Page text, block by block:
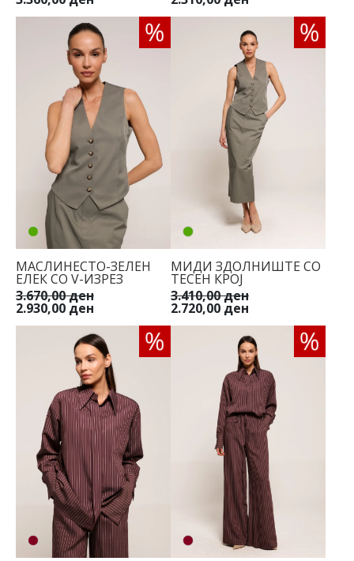
МАСЛИНЕСТО-ЗЕЛЕН
ЕЛЕК СО V-ИЗРЕЗ
3.670,00 ден
2.930,00 ден
МИДИ ЗДОЛНИШТЕ СО
ТЕСЕН КРОЈ
3.410,00 ден
2.720,00 ден